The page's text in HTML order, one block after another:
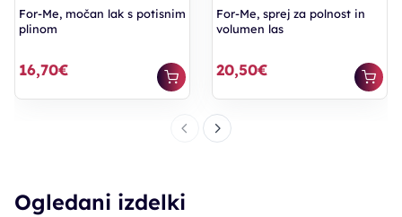
For-Me, močan lak s potisnim
plinom
16,70€
For-Me, sprej za polnost in
volumen las
20,50€
Ogledani izdelki